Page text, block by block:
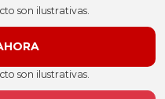
son ilustrativas.
son ilustrativas.